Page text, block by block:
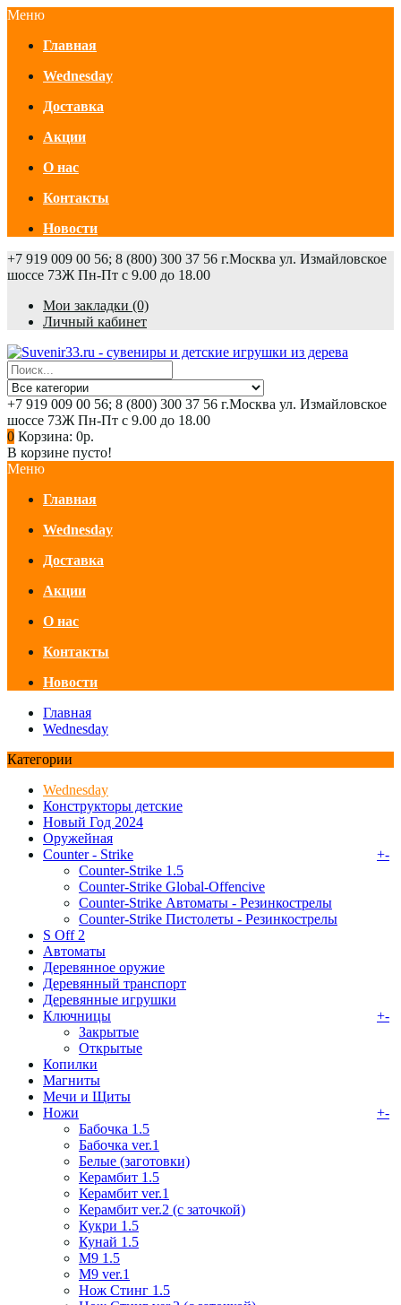
Меню
Главная
Wednesday
Доставка
Акции
О нас
Контакты
Новости
+7 919 009 00 56; 8 (800) 300 37 56 г.Москва ул. Измайловское
шоссе 73Ж Пн-Пт с 9.00 до 18.00
Мои закладки (0)
Личный кабинет
+7 919 009 00 56; 8 (800) 300 37 56 г.Москва ул. Измайловское
шоссе 73Ж Пн-Пт с 9.00 до 18.00
0 Корзина: 0р.
В корзине пусто!
Меню
Главная
Wednesday
Доставка
Акции
О нас
Контакты
Новости
Главная
Wednesday
Категории
Wednesday
Конструкторы детские
Новый Год 2024
Оружейная
Counter - Strike
+-
Counter-Strike 1.5
Counter-Strike Global-Offencive
Counter-Strike Автоматы - Резинкострелы
Counter-Strike Пистолеты - Резинкострелы
S Off 2
Автоматы
Деревянное оружие
Деревянный транспорт
Деревянные игрушки
Ключницы
+-
Закрытые
Открытые
Копилки
Магниты
Мечи и Щиты
Ножи
+-
Бабочка 1.5
Бабочка ver.1
Белые (заготовки)
Керамбит 1.5
Керамбит ver.1
Керамбит ver.2 (с заточкой)
Кукри 1.5
Кунай 1.5
М9 1.5
М9 ver.1
Нож Стинг 1.5